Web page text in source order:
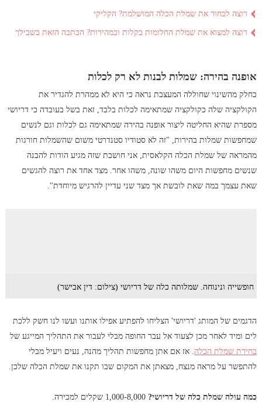
רוצה לבחור את שמלת הכלה המושלמת? הקליקי
רוצה למצוא את שמלת החלומות בקלות ובמהירות? הכתבה הזאת בשבילך
אופנה בהירה: שמלות לבנות לא רק לכלות
כחלק מהשינוי שחוללה המעצבת נראה כי היא לא ממהרת להגדיר את
הקולקציה שלה כקולקציה שמתאימה לכלות בלבד, זאת בשל בעובדה כי דריושי
מספרת שהיא החליטה ליצור אופנה בהירה שמתאימה גם לכלות וגם לנשים
שמחפשות שמלות בהירות, "זה לא סטודיו סטנדרטי משום שהשמלות חורגות
מהמראה של שמלת הכלה הקלאסית, אני חושבת שזה מגיע הודות להבנה
שנשים מחפשות היום משהו שונה, משהו אחר. מצד אחד את רוצה להגשים
שאת עצמך במה שאת לובשת אך מצד שני עדיין להרגיש מיוחדת".
חופשייה ונינוחה. שמלותה כלה של דריושי (צילום: דין אבישר)
הדגמים של המותג 'דריושי' הצליחו להפתיע אפילו אותנו ועשו לנו חשק ללכת
לים ומיד לאחר מכן לצעוד אל עבר החופה מבלי לעבור את התהליך המייגע של
בחירת שמלת הכלה. אז אם אתן מחפשות תהליך מהנה, נעים ויעיל מבלי
להתפשר על מראה מנצח, מצאתן את המקום שבו תקנו את שמלת הכלה שלכן.
כמה עולה שמלת כלה של דריושי? 1,000-8,000 שקלים למכירה.